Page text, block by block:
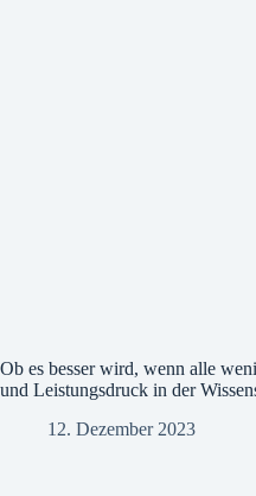
Ob es besser wird, wenn alle
und Leistungsdruck in der
12. Dezember 2023